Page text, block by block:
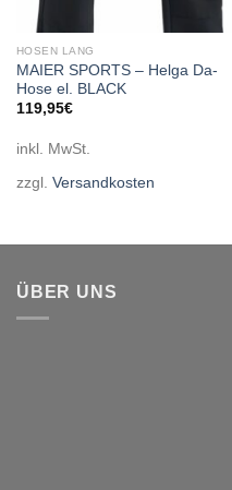
HOSEN LANG
MAIER SPORTS – Helga Da-
Hose el. BLACK
119,95€
inkl. MwSt.
zzgl. Versandkosten
ÜBER UNS